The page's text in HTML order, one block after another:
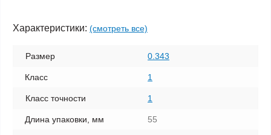
Характеристики: (смотреть все)
Размер 0.343
Класс 1
Класс точности 1
Длина упаковки, мм 55